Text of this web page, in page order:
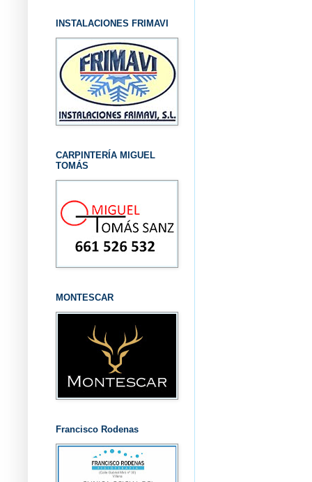
INSTALACIONES FRIMAVI
CARPINTERÍA MIGUEL
TOMÁS
MONTESCAR
Francisco Rodenas